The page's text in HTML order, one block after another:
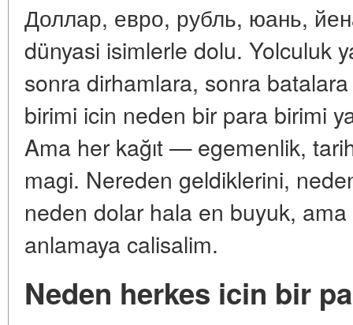
Доллар, евро, рубль, юань,
dünyasi isimlerle dolu. Yolculuk
sonra dirhamlara, sonra
birimi icin neden bir para birimi
Ama her kağıt — egemenlik,
magi. Nereden geldiklerini,
neden dolar hala en buyuk,
anlamaya calisalim.
Neden herkes icin bir